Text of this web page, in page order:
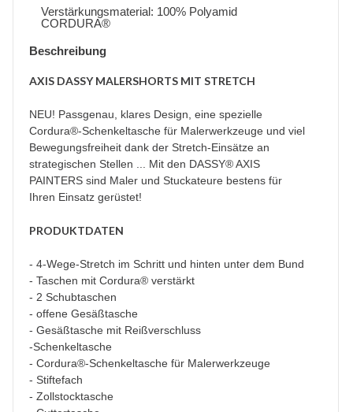
Verstärkungsmaterial: 100% Polyamid
CORDURA®
Beschreibung
AXIS DASSY MALERSHORTS MIT STRETCH
NEU! Passgenau, klares Design, eine spezielle
Cordura®-Schenkeltasche für Malerwerkzeuge und viel
Bewegungsfreiheit dank der Stretch-Einsätze an
strategischen Stellen ... Mit den DASSY® AXIS
PAINTERS sind Maler und Stuckateure bestens für
Ihren Einsatz gerüstet!
PRODUKTDATEN
- 4-Wege-Stretch im Schritt und hinten unter dem Bund
- Taschen mit Cordura® verstärkt
- 2 Schubtaschen
- offene Gesäßtasche
- Gesäßtasche mit Reißverschluss
-Schenkeltasche
- Cordura®-Schenkeltasche für Malerwerkzeuge
- Stiftefach
- Zollstocktasche